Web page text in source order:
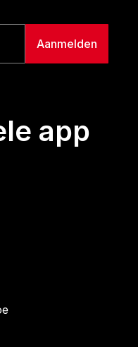
app